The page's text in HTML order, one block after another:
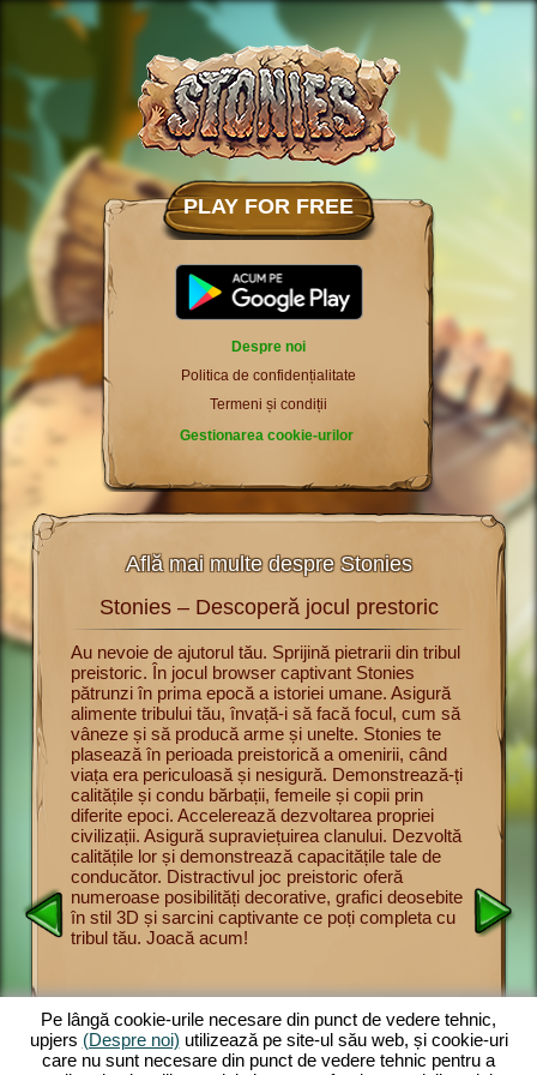
PLAY FOR FREE
Despre noi
Politica de confidențialitate
Termeni și condiții
Gestionarea cookie-urilor
Află mai multe despre Stonies
cu
dintre
cât
Stonies – Descoperă jocul prestoric
Au nevoie de ajutorul tău. Sprijină pietrarii din tribul
preistoric. În jocul browser captivant Stonies
pătrunzi în prima epocă a istoriei umane. Asigură
alimente tribului tău, învață-i să facă focul, cum să
vâneze și să producă arme și unelte. Stonies te
plasează în perioada preistorică a omenirii, când
viața era periculoasă și nesigură. Demonstrează-ți
calitățile și condu bărbații, femeile și copii prin
diferite epoci. Accelerează dezvoltarea propriei
civilizații. Asigură supraviețuirea clanului. Dezvoltă
calitățile lor și demonstrează capacitățile tale de
conducător. Distractivul joc preistoric oferă
numeroase posibilități decorative, grafici deosebite
în stil 3D și sarcini captivante ce poți completa cu
tribul tău. Joacă acum!
Acum
jocul
Înveți
și să
oferă
și
asigură
Pe lângă cookie-urile necesare din punct de vedere tehnic,
upjers (Despre noi) utilizează pe site-ul său web, și cookie-uri
care nu sunt necesare din punct de vedere tehnic pentru a